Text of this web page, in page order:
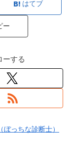
はてブ
ー
ーする
ぼっちな診断士）